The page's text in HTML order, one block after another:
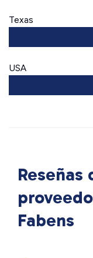
Texas
USA
Fabens